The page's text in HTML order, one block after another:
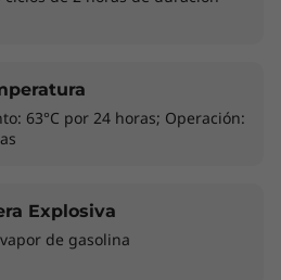
de la movilidad con el
de la ThinkBook 16 de
construcción de aluminio
con la flexibilidad para
entorno diverso. Los
maximizan el espacio de
63°C por 24 horas; Operación:
Explosiva
de gasolina